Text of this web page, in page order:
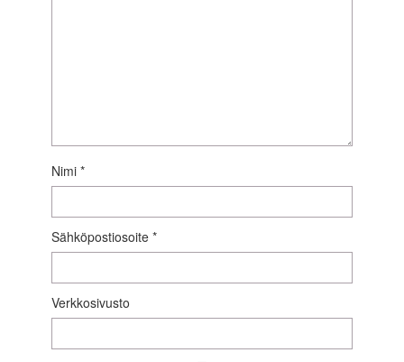
Nimi *
Sähköpostiosoite *
Verkkosivusto